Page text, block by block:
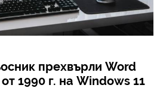
прехвърли Word
1990 г. на Windows 11